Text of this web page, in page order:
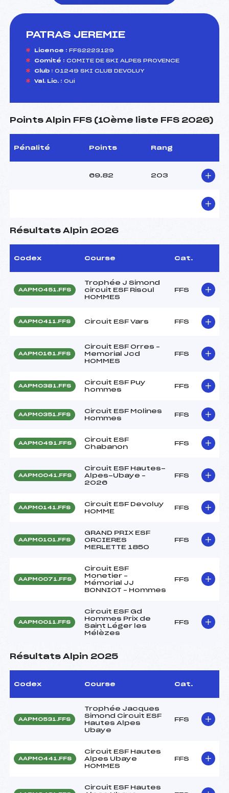
PATRAS JEREMIE
Licence : FFS2223129
Comité : COMITE DE SKI ALPES PROVENCE
Club : 01249 SKI CLUB DEVOLUY
Val. Lic. : Oui
Points Alpin FFS (10ème liste FFS 2026)
Pénalité Points Rang
69.82 203
Résultats Alpin 2026
Codex Course Cat.
AAPM0451.FFS
Trophée J Simond
circuit ESF Risoul
HOMMES
FFS
AAPM0411.FFS Circuit ESF Vars FFS
AAPM0161.FFS
Circuit ESF Orres –
Memorial Jcd
HOMMES
FFS
AAPM0381.FFS
Circuit ESF Puy
hommes
FFS
AAPM0351.FFS
Circuit ESF Molines
Hommes
FFS
AAPM0491.FFS
Circuit ESF
Chabanon
FFS
AAPM0041.FFS
Circuit ESF Hautes-
Alpes-Ubaye –
2026
FFS
AAPM0141.FFS
Circuit ESF Devoluy
HOMME
FFS
AAPM0101.FFS
GRAND PRIX ESF
ORCIERES
MERLETTE 1850
FFS
AAPM0071.FFS
Circuit ESF
Monetier –
Mémorial JJ
BONNIOT – Hommes
FFS
AAPM0011.FFS
Circuit ESF Gd
Hommes Prix de
Saint Léger les
Mélèzes
FFS
Résultats Alpin 2025
Codex Course Cat.
AAPM0531.FFS
Trophée Jacques
Simond Circuit ESF
Hautes Alpes
Ubaye
FFS
AAPM0441.FFS
Circuit ESF Hautes
Alpes Ubaye
HOMMES
FFS
Circuit ESF Hautes